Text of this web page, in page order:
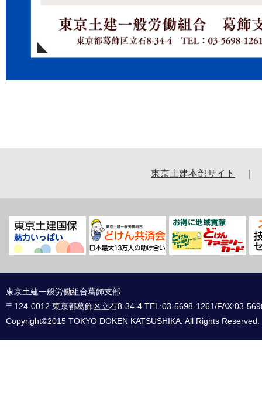
東京土建本部サイト
東京土建一般労働組合葛飾支部
〒124-0012 東京都葛飾区立石8-34-4 TEL:03-5698-1261/FAX:03-
Copyright©2015 TOKYO DOKEN KATSUSHIKA. All Rights Reserved.